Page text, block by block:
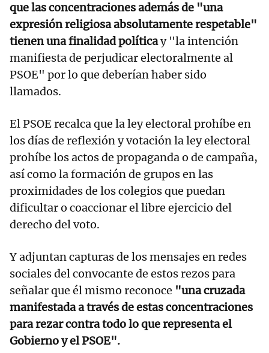
que las concentraciones además de "una
expresión religiosa absolutamente respetable"
tienen una finalidad políticay "la intención
manifiesta de perjudicar electoralmente al
PSOE" por lo que deberían haber sido
llamados.
El PSOE recalca que la ley electoral prohíbe en
los días de reflexión y votación la ley electoral
prohíbe los actos de propaganda o de campaña,
así como la formación de grupos en las
proximidades de los colegios que puedan
dificultar o coaccionar el libre ejercicio del
derecho del voto.
Y adjuntan capturas de los mensajes en redes
sociales del convocante de estos rezos para
señalar que él mismo reconoce "una cruzada
manifestada a través de estas concentraciones
para rezar contra todo lo que representa el
Gobierno y el PSOE".